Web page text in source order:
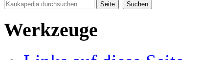
Werkzeuge